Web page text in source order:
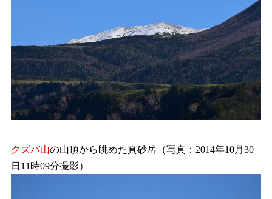
クズバ山の山頂から眺めた真砂岳（写真：2014年10月30
日11時09分撮影）